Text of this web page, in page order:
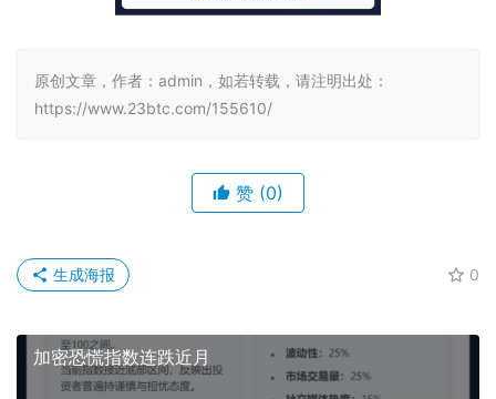
原创文章，作者：admin，如若转载，请注明出处：
https://www.23btc.com/155610/
赞 (0)
0
生成海报
加密恐慌指数连跌近月